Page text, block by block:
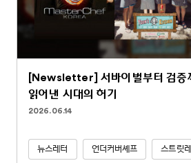
[Newsletter] 서바이벌부터 검증
읽어낸 시대의 허기
2026.06.14
뉴스레터 언더커버셰프 스트릿